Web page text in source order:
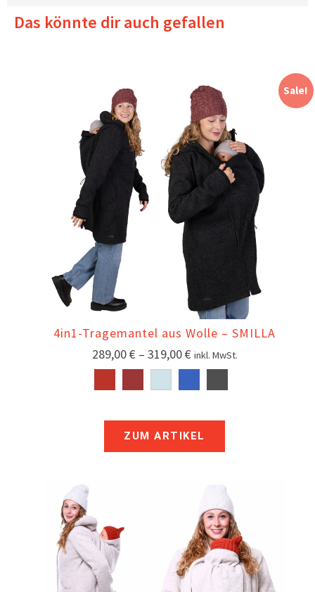
Das könnte dir auch gefallen
Sale!
4in1-Tragemantel aus Wolle – SMILLA
289,00€– 319,00€ inkl. MwSt.
ZUM ARTIKEL